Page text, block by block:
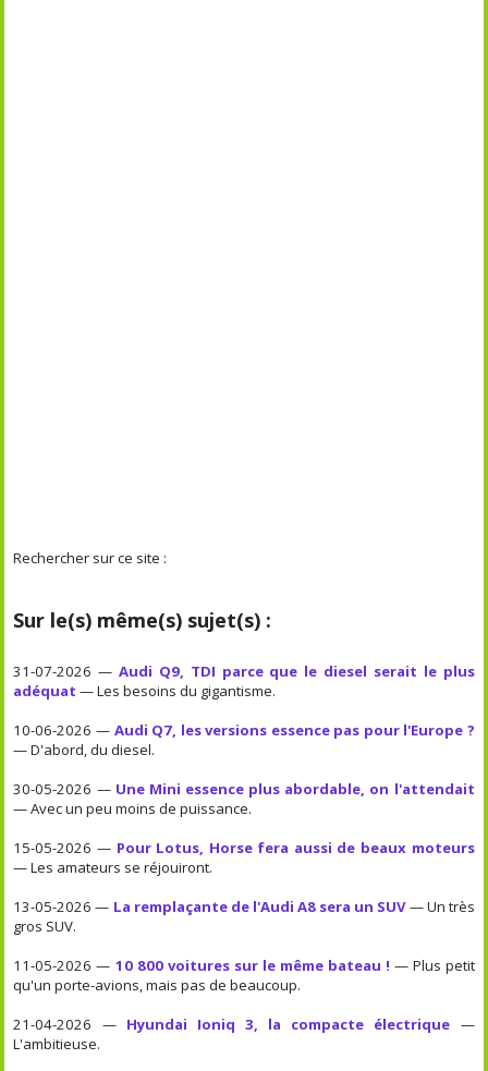
Rechercher sur ce site :
Sur le(s) même(s) sujet(s) :
31-07-2026 —Audi Q9, TDI parce que le diesel serait le plus
adéquat — Les besoins du gigantisme.
10-06-2026 — Audi Q7, les versions essence pas pour l'Europe ?
— D'abord, du diesel.
30-05-2026 — Une Mini essence plus abordable, on l'attendait
— Avec un peu moins de puissance.
15-05-2026 — Pour Lotus, Horse fera aussi de beaux moteurs
— Les amateurs se réjouiront.
13-05-2026 — La remplaçante de l'Audi A8 sera un SUV— Un très
gros SUV.
11-05-2026 — 10 800 voitures sur le même bateau ! — Plus petit
qu'un porte-avions, mais pas de beaucoup.
21-04-2026 — Hyundai Ioniq 3, la compacte électrique —
L'ambitieuse.